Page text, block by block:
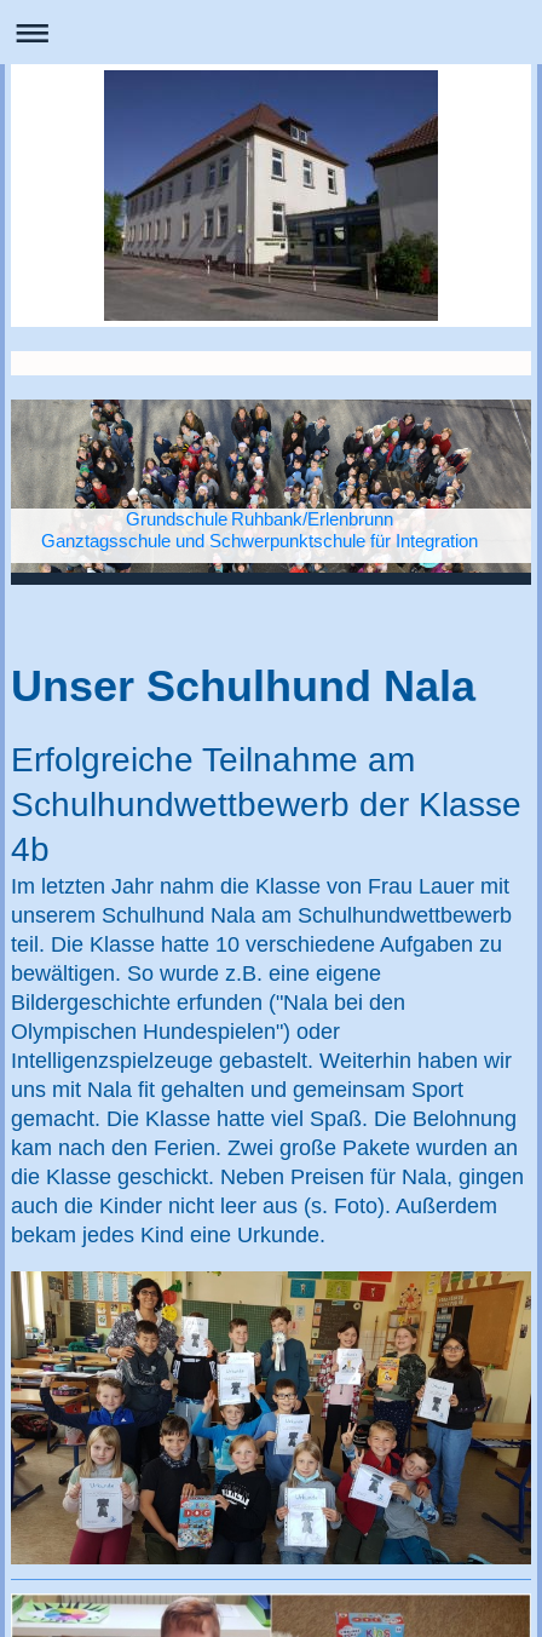
Grundschule Ruhbank/Erlenbrunn
Ganztagsschule und Schwerpunktschule für Integration
Unser Schulhund Nala
Erfolgreiche Teilnahme am
Schulhundwettbewerb der Klasse
4b
Im letzten Jahr nahm die Klasse von Frau Lauer mit
unserem Schulhund Nala am Schulhundwettbewerb
teil. Die Klasse hatte 10 verschiedene Aufgaben zu
bewältigen. So wurde z.B. eine eigene
Bildergeschichte erfunden ("Nala bei den
Olympischen Hundespielen") oder
Intelligenzspielzeuge gebastelt. Weiterhin haben wir
uns mit Nala fit gehalten und gemeinsam Sport
gemacht. Die Klasse hatte viel Spaß. Die Belohnung
kam nach den Ferien. Zwei große Pakete wurden an
die Klasse geschickt. Neben Preisen für Nala, gingen
auch die Kinder nicht leer aus (s. Foto). Außerdem
bekam jedes Kind eine Urkunde.